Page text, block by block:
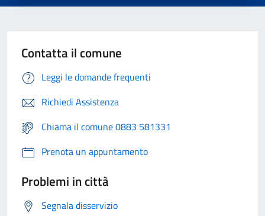
Contatta il comune
Leggi le domande frequenti
Richiedi Assistenza
Chiama il comune 0883 581331
Prenota un appuntamento
Problemi in città
Segnala disservizio